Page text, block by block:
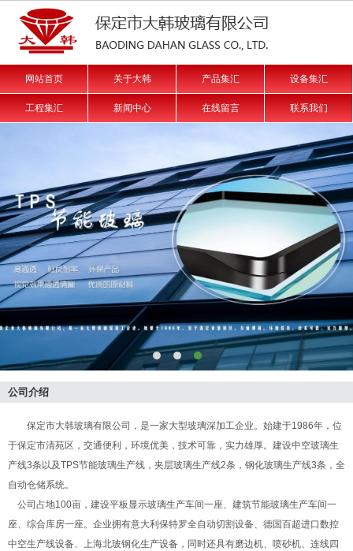
网站首页 关于大韩 产品集汇 设备集汇
工程集汇 新闻中心 在线留言 联系我们
公司介绍
保定市大韩玻璃有限公司，是一家大型玻璃深加工企业。始建于1986年，位
于保定市清苑区，交通便利，环境优美，技术可靠，实力雄厚。建设中空玻璃生
产线3条以及TPS节能玻璃生产线，夹层玻璃生产线2条，钢化玻璃生产线3条，全
自动仓储系统。
公司占地100亩，建设平板显示玻璃生产车间一座、建筑节能玻璃生产车间一
座、综合库房一座。企业拥有意大利保特罗全自动切割设备、德国百超进口数控
中空生产线设备、上海北玻钢化生产设备，同时还具有磨边机、喷砂机、连线四